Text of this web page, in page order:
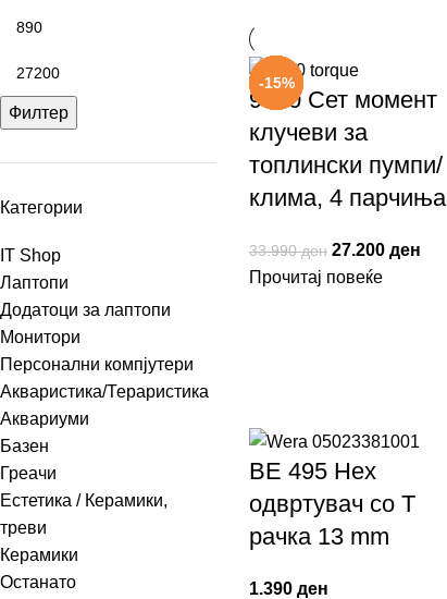
Филтер
Категории
IT Shop
Лаптопи
Додатоци за лаптопи
Монитори
Персонални компјутери
Акваристика/Тераристика
Аквариуми
Базен
Греачи
Естетика / Керамики,
треви
Керамики
Останато
-20%
9530 Сет момент
клучеви за
топлински пумпи/
клима, 4 парчиња
33.990ден 27.200 ден
Прочитај повеќе
-15%
ВЕ 495 Hex
одвртувач со Т
рачка 13 mm
1.390 ден
-15%
-15%
-15%
-15%